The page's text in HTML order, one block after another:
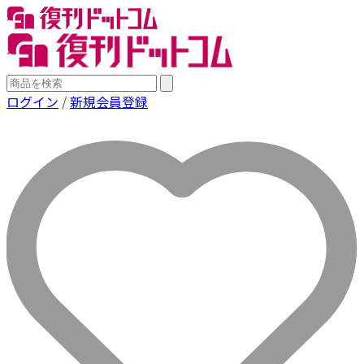
ログイン /新規会員登録